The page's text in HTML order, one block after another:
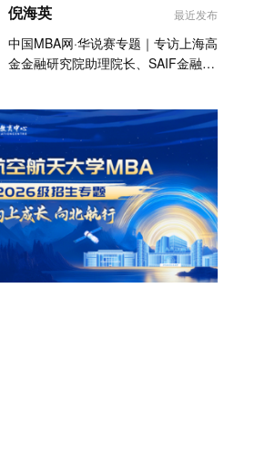
倪海英 最近发布
中国MBA网·华说赛专题｜专访上海高
金金融研究院助理院长、SAIF金融